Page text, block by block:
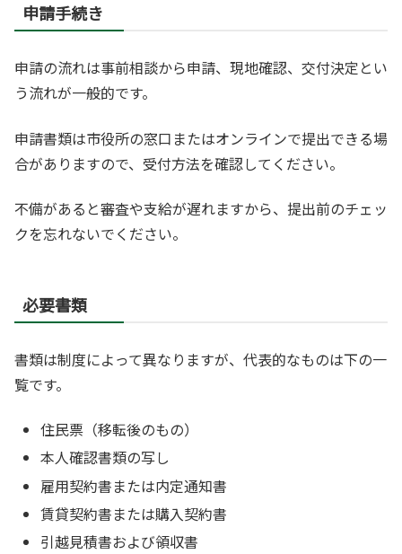
申請手続き
申請の流れは事前相談から申請、現地確認、交付決定とい
う流れが一般的です。
申請書類は市役所の窓口またはオンラインで提出できる場
合がありますので、受付方法を確認してください。
不備があると審査や支給が遅れますから、提出前のチェッ
クを忘れないでください。
必要書類
書類は制度によって異なりますが、代表的なものは下の一
覧です。
住民票（移転後のもの）
本人確認書類の写し
雇用契約書または内定通知書
賃貸契約書または購入契約書
引越見積書および領収書